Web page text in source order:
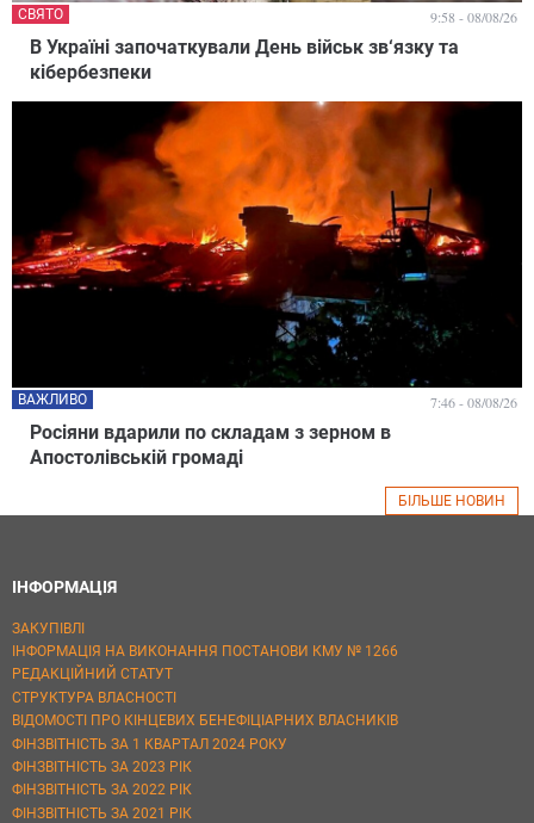
В Україні започаткували День військ зв‘язку та
кібербезпеки
СВЯТО 9:58 - 08/08/26
Росіяни вдарили по складам з зерном в
Апостолівській громаді
ВАЖЛИВО 7:46 - 08/08/26
БІЛЬШЕ НОВИН
ІНФОРМАЦІЯ
ЗАКУПІВЛІ
ІНФОРМАЦІЯ НА ВИКОНАННЯ ПОСТАНОВИ КМУ № 1266
РЕДАКЦІЙНИЙ СТАТУТ
СТРУКТУРА ВЛАСНОСТІ
ВІДОМОСТІ ПРО КІНЦЕВИХ БЕНЕФІЦІАРНИХ ВЛАСНИКІВ
ФІНЗВІТНІСТЬ ЗА 1 КВАРТАЛ 2024 РОКУ
ФІНЗВІТНІСТЬ ЗА 2023 РІК
ФІНЗВІТНІСТЬ ЗА 2022 РІК
ФІНЗВІТНІСТЬ ЗА 2021 РІК